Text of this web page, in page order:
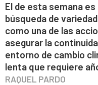
El de esta semana
búsqueda de
como una de las
asegurar la
entorno de cambio
lenta que requiere
RAQUEL PARDO